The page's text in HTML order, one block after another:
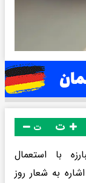
ت
با استعمال
به شعار روز